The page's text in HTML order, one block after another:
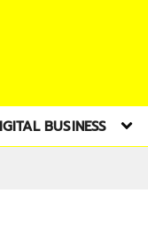
BUSINESS